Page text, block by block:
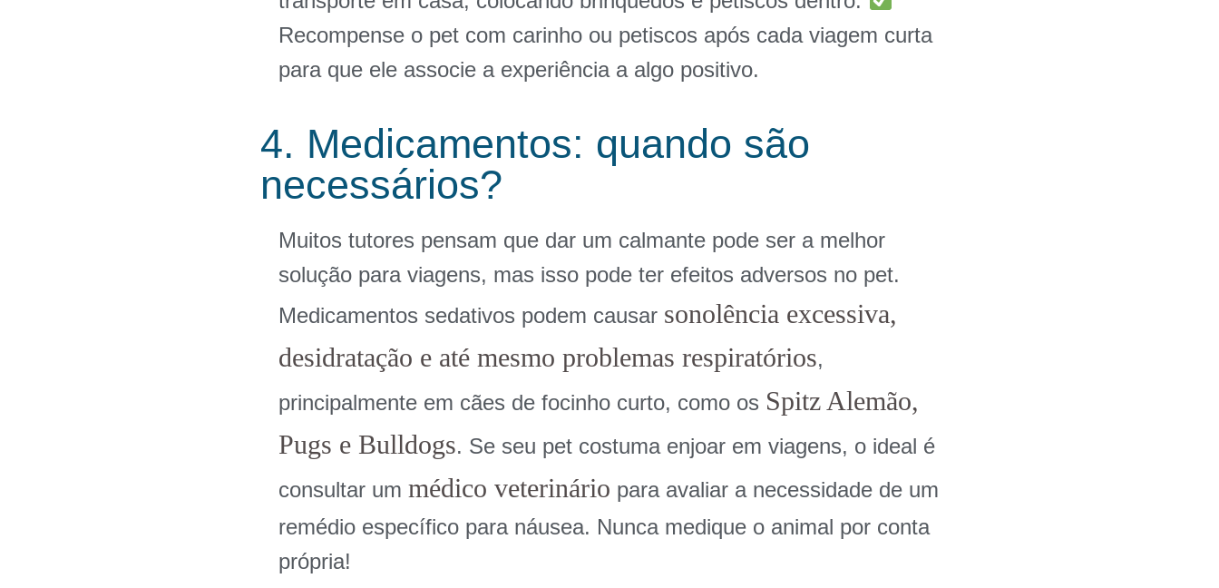
Recompense o pet com carinho ou petiscos após cada viagem curta
para que ele associe a experiência a algo positivo.
4. Medicamentos: quando são
necessários?
Muitos tutores pensam que dar um calmante pode ser a melhor
solução para viagens, mas isso pode ter efeitos adversos no pet.
Medicamentos sedativos podem causar sonolência excessiva,
desidratação e até mesmo problemas respiratórios,
principalmente em cães de focinho curto, como os Spitz Alemão,
Pugs e Bulldogs. Se seu pet costuma enjoar em viagens, o ideal é
consultar um médico veterinário para avaliar a necessidade de um
remédio específico para náusea. Nunca medique o animal por conta
própria!